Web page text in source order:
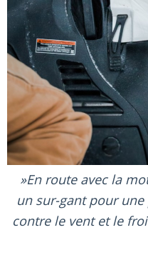
En route avec la
un sur-gant pour
contre le vent et le